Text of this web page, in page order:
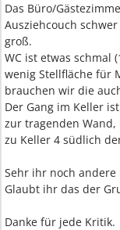
Das Büro/
Ausziehcouch
groß.
WC ist etwas schmal
wenig Stellfläche für
brauchen wir die
Der Gang im Keller
zur tragenden Wand,
zu Keller 4 südlich
Sehr ihr noch andere
Glaubt ihr das der
Danke für jede Kritik.